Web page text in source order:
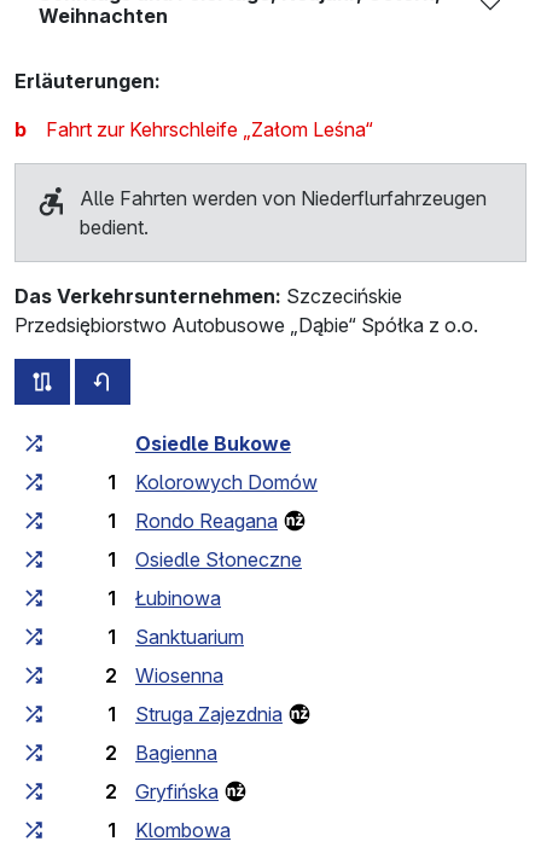
Weihnachten
Erläuterungen:
b
Fahrt zur Kehrschleife „Załom Leśna“
Alle Fahrten werden von Niederflurfahrzeugen
bedient.
Das Verkehrsunternehmen: Szczecińskie
Przedsiębiorstwo Autobusowe „Dąbie“ Spółka z o.o.
alle Strecken dieser Linie
Fahrtzeit zunehmend Fahrtzeit zwischen den
Osiedle Bukowe
1
Kolorowych Domów
1
Rondo Reagana
1
Osiedle Słoneczne
1
Łubinowa
1
Sanktuarium
2
Wiosenna
1
Struga Zajezdnia
2
Bagienna
2
Gryfińska
1
Klombowa